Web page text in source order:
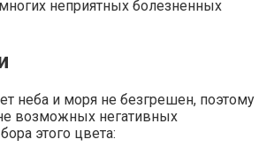
неприятных болезненных
неба и моря не безгрешен, поэтому
возможных негативных
этого цвета: